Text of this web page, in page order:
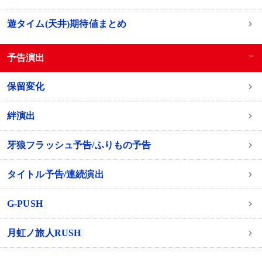
遊タイム(天井)期待値まとめ
予告演出 −
保留変化
絆演出
牙狼フラッシュ予告/ふりもの予告
タイトル予告/連続演出
G-PUSH
月虹ノ旅人RUSH